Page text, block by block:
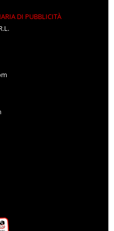
DI PUBBLICITÀ